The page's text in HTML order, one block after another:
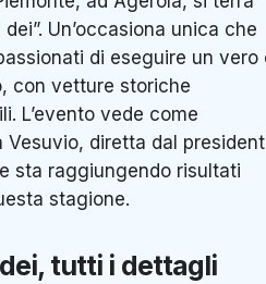
Un’occasiona unica che
di eseguire un vero
con vetture storiche
L’evento vede come
Vesuvio, diretta dal
sta raggiungendo risultati
stagione.
tutti i dettagli